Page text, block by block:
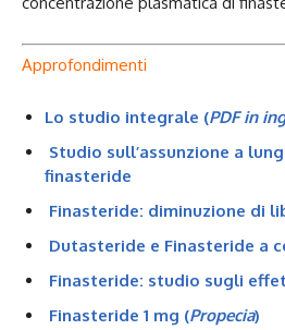
Approfondimenti
Lo studio integrale (PDF in
Studio sull’assunzione a
finasteride
Finasteride: diminuzione di
Dutasteride e Finasteride a
Finasteride: studio sugli
Finasteride 1 mg (Propecia)